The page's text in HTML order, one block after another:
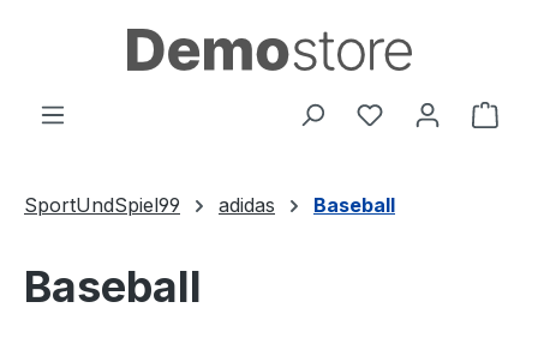
Zum Hauptinhalt springen
Du hast 0
SportUndSpiel99 adidas Baseball
Baseball